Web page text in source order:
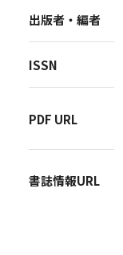
出版者・編者
ISSN
PDF URL
書誌情報URL